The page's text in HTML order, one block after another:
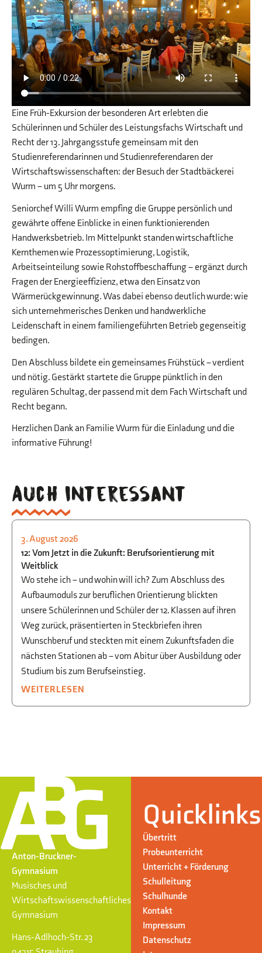
Eine Früh-Exkursion der besonderen Art erlebten die
Schülerinnen und Schüler des Leistungsfachs Wirtschaft und
Recht der 13. Jahrgangsstufe gemeinsam mit den
Studienreferendarinnen und Studienreferendaren der
Wirtschaftswissenschaften: der Besuch der Stadtbäckerei
Wurm – um 5 Uhr morgens.
Seniorchef Willi Wurm empfing die Gruppe persönlich und
gewährte offene Einblicke in einen funktionierenden
Handwerksbetrieb. Im Mittelpunkt standen wirtschaftliche
Kernthemen wie Prozessoptimierung, Logistik,
Arbeitseinteilung sowie Rohstoffbeschaffung – ergänzt durch
Fragen der Energieeffizienz, etwa den Einsatz von
Wärmerückgewinnung. Was dabei ebenso deutlich wurde: wie
sich unternehmerisches Denken und handwerkliche
Leidenschaft in einem familiengeführten Betrieb gegenseitig
bedingen.
Den Abschluss bildete ein gemeinsames Frühstück – verdient
und nötig. Gestärkt startete die Gruppe pünktlich in den
regulären Schultag, der passend mit dem Fach Wirtschaft und
Recht begann.
Herzlichen Dank an Familie Wurm für die Einladung und die
informative Führung!
Auch interessant
STUDIEN- UND BERUFSORIENTIERUNG
3. August 2026
12: Vom Jetzt in die Zukunft: Berufsorientierung mit
Weitblick
Wo stehe ich – und wohin will ich? Zum Abschluss des
Aufbaumoduls zur beruflichen Orientierung blickten
unsere Schülerinnen und Schüler der 12. Klassen auf ihren
Weg zurück, präsentierten in Steckbriefen ihren
Wunschberuf und steckten mit einem Zukunftsfaden die
nächsten Stationen ab – vom Abitur über Ausbildung oder
Studium bis zum Berufseinstieg.
WEITERLESEN
Anton-Bruckner-
Gymnasium
Musisches und
Wirtschaftswissenschaftliches
Gymnasium
Hans-Adlhoch-Str. 23
Quicklinks
Übertritt
Probeunterricht
Unterricht + Förderung
Schulleitung
Schulhunde
Kontakt
Impressum
Datenschutz